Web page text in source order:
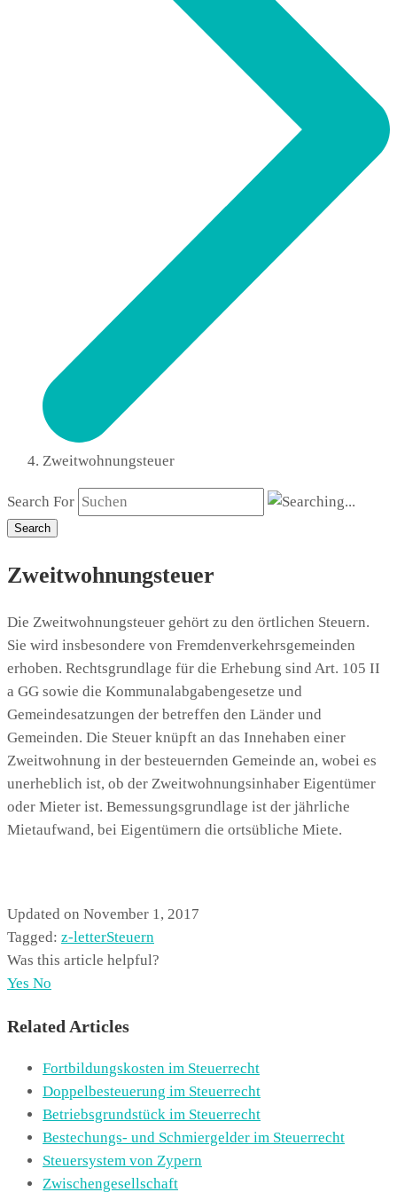
Zweitwohnungsteuer
Search For
Search
Zweitwohnungsteuer
Die Zweitwohnungsteuer gehört zu den örtlichen Steuern.
Sie wird insbesondere von Fremdenverkehrsgemeinden
erhoben. Rechtsgrundlage für die Erhebung sind Art. 105 II
a GG sowie die Kommunalabgabengesetze und
Gemeindesatzungen der betreffen den Länder und
Gemeinden. Die Steuer knüpft an das Innehaben einer
Zweitwohnung in der besteuernden Gemeinde an, wobei es
unerheblich ist, ob der Zweitwohnungsinhaber Eigentümer
oder Mieter ist. Bemessungsgrundlage ist der jährliche
Mietaufwand, bei Eigentümern die ortsübliche Miete.
Updated on November 1, 2017
Tagged: z-letterSteuern
Was this article helpful?
Yes No
Related Articles
Fortbildungskosten im Steuerrecht
Doppelbesteuerung im Steuerrecht
Betriebsgrundstück im Steuerrecht
Bestechungs- und Schmiergelder im Steuerrecht
Steuersystem von Zypern
Zwischengesellschaft